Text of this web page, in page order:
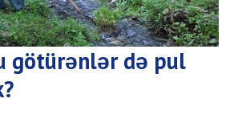
götürənlər də pul